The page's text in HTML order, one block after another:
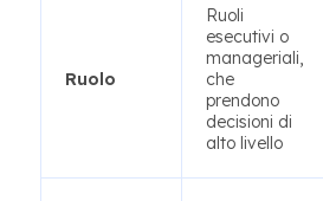
Ruolo
Ruoli
esecutivi o
manageriali,
che
prendono
decisioni di
alto livello